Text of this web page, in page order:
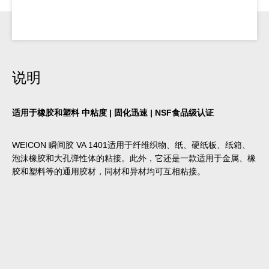
说明
适用于橡胶和塑料 中粘度 | 固化迅速 | NSF食品级认证
WEICON 瞬间胶 VA 1401适用于纤维织物、纸、硬纸板、纸箱、
泡沫橡胶和大孔弹性体的粘接。此外，它还是一款适用于金属、橡
胶和塑料等的通用胶材，同材和异材均可互相粘接。